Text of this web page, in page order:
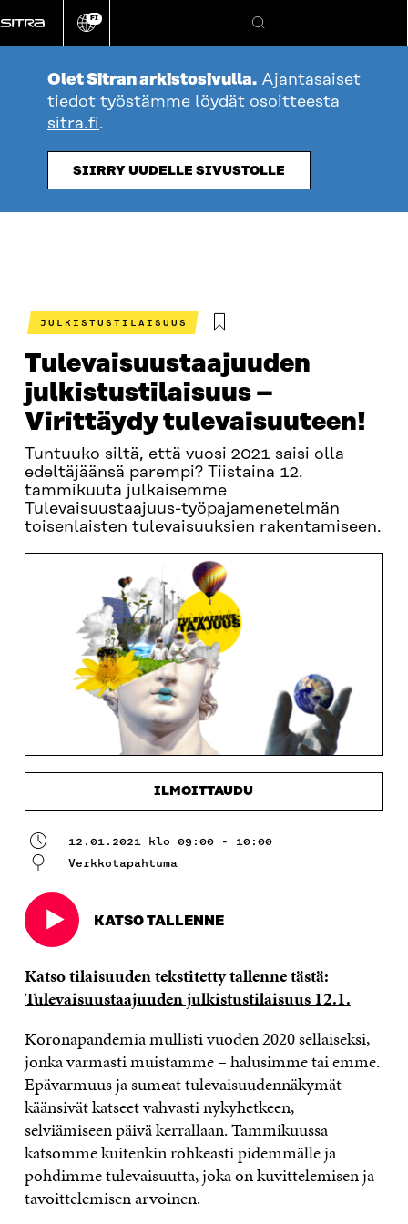
suoraan
sisältöön
Vaihda
kieli
FI
Hae
Olet Sitran arkistosivulla. Ajantasaiset
tiedot työstämme löydät osoitteesta
sitra.fi.
SIIRRY UUDELLE SIVUSTOLLE
JULKISTUSTILAISUUS
Tulevaisuustaajuuden
julkistustilaisuus –
Virittäydy tulevaisuuteen!
Tuntuuko siltä, että vuosi 2021 saisi olla
edeltäjäänsä parempi? Tiistaina 12.
tammikuuta julkaisemme
Tulevaisuustaajuus-työpajamenetelmän
toisenlaisten tulevaisuuksien rakentamiseen.
ILMOITTAUDU
12.01.2021 klo 09:00 - 10:00
Verkkotapahtuma
KATSO TALLENNE
Avautuu
uudessa
ikkunassa
Katso tilaisuuden tekstitetty tallenne tästä:
Tulevaisuustaajuuden julkistustilaisuus 12.1.
Koronapandemia mullisti vuoden 2020 sellaiseksi,
jonka varmasti muistamme – halusimme tai emme.
Epävarmuus ja sumeat tulevaisuudennäkymät
käänsivät katseet vahvasti nykyhetkeen,
selviämiseen päivä kerrallaan. Tammikuussa
katsomme kuitenkin rohkeasti pidemmälle ja
pohdimme tulevaisuutta, joka on kuvittelemisen ja
tavoittelemisen arvoinen.